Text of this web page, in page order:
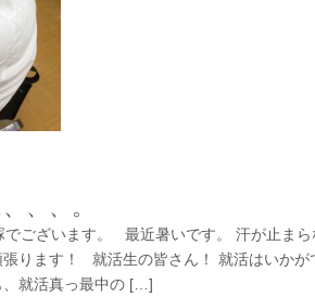
、、。
でございます。 最近暑いです。 汗が止まら
ります！ 就活生の皆さん！ 就活はいかが
、就活真っ最中の […]